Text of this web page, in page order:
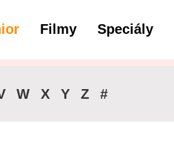
Filmy Speciály
W X Y Z #